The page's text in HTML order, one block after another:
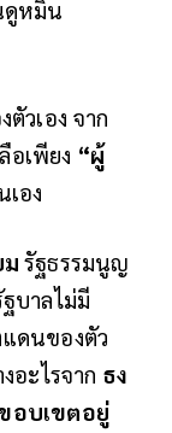
ดูหมิ่น
วเอง จาก
อเพียง “ผู้
เอง
มรัฐธรรมนูญ
บาลไม่มี
แดนของตัว
อะไรจาก ธง
อบเขตอยู่